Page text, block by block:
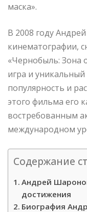
маска».
В 2008 году
кинематографии,
«Чернобыль: Зона
игра и
популярность и
этого фильма его
востребованным
международном
Содержание
Андрей
достижения
Биография